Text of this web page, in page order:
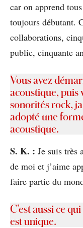
car on apprend
toujours débutant.
collaborations,
public, cinquante
Vous avez
acoustique, puis
sonorités rock,
adopté une
acoustique.
S. K. : Je suis très
de moi et j’aime
faire partie du
C’est aussi ce
est unique.